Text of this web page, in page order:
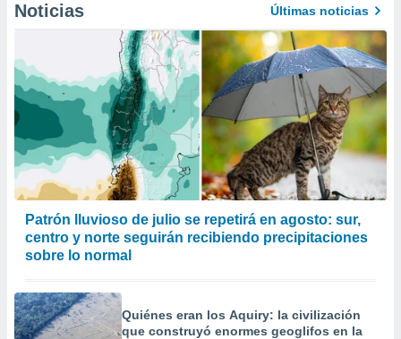
Noticias Últimas noticias
Patrón lluvioso de julio se repetirá en agosto: sur,
centro y norte seguirán recibiendo precipitaciones
sobre lo normal
Quiénes eran los Aquiry: la civilización
que construyó enormes geoglifos en la